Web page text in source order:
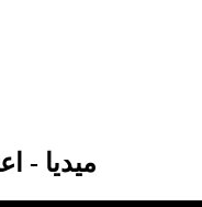
ميديا -